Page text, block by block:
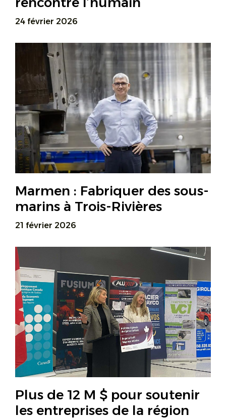
24 février 2026
Marmen : Fabriquer des sous-
marins à Trois-Rivières
21 février 2026
Plus de 12 M $ pour soutenir
les entreprises de la région